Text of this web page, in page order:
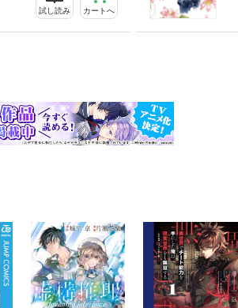
試し読み カートへ